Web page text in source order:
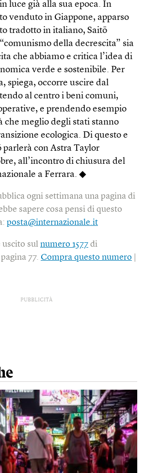
luce già alla sua epoca. In
venduto in Giappone, apparso
tradotto in italiano, Saitō
della decrescita” sia
che abbiamo e critica l’idea di
verde e sostenibile. Per
spiega, occorre uscire dal
al centro i beni comuni,
e prendendo esempio
che meglio degli stati stanno
ecologica. Di questo e
parlerà con Astra Taylor
all’incontro di chiusura del
a Ferrara. ◆
ogni settimana una pagina di
sapere cosa pensi di questo
posta@internazionale.it
uscito sul numero 1577 di
77. Compra questo numero
PUBBLICITÀ